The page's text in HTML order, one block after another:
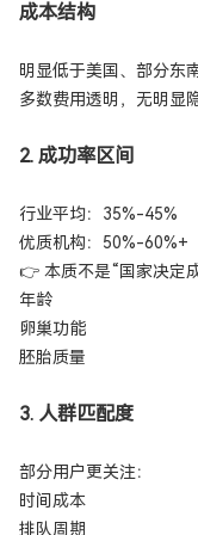
成本结构
明显低于美国、部分东
多数费用透明，无明显
2. 成功率区间
行业平均：35%-45%
优质机构：50%-60%+
👉 本质不是“国家决定
年龄
卵巢功能
胚胎质量
3. 人群匹配度
部分用户更关注：
时间成本
排队周期